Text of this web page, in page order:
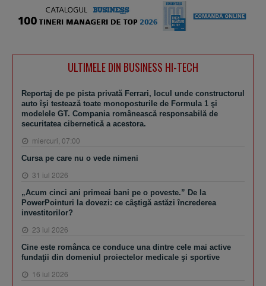
ULTIMELE DIN BUSINESS HI-TECH
Reportaj de pe pista privată Ferrari, locul unde constructorul
auto îşi testează toate monoposturile de Formula 1 şi
modelele GT. Compania românească responsabilă de
securitatea cibernetică a acestora.
miercuri, 07:00
Cursa pe care nu o vede nimeni
31 iul 2026
„Acum cinci ani primeai bani pe o poveste.” De la
PowerPointuri la dovezi: ce câştigă astăzi încrederea
investitorilor?
23 iul 2026
Cine este românca ce conduce una dintre cele mai active
fundaţii din domeniul proiectelor medicale şi sportive
16 iul 2026